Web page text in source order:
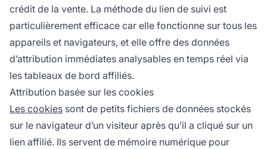
crédit de la vente. La méthode du lien de suivi est
particulièrement efficace car elle fonctionne sur tous les
appareils et navigateurs, et elle offre des données
d’attribution immédiates analysables en temps réel via
les tableaux de bord affiliés.
Attribution basée sur les cookies
Les cookies sont de petits fichiers de données stockés
sur le navigateur d’un visiteur après qu’il a cliqué sur un
lien affilié. Ils servent de mémoire numérique pour